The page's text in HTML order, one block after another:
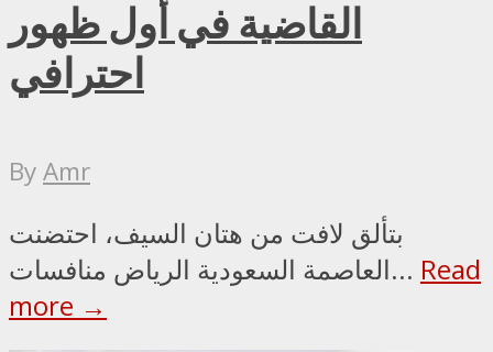
القاضية في أول ظهور
احترافي
ByAmr
بتألق لافت من هتان السيف، احتضنت
العاصمة السعودية الرياض منافسات... Read
more →